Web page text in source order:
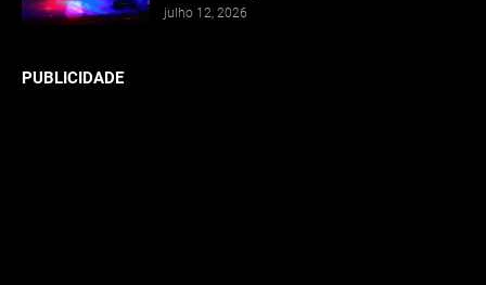
julho 12, 2026
PUBLICIDADE